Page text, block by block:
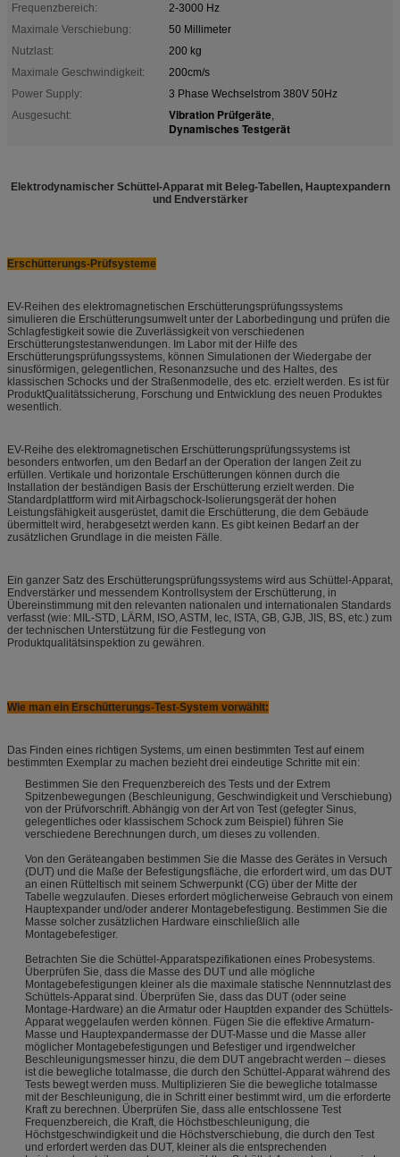
Frequenzbereich:
2-3000 Hz
Maximale Verschiebung:
50 Millimeter
Nutzlast:
200 kg
Maximale Geschwindigkeit:
200cm/s
Power Supply:
3 Phase Wechselstrom 380V 50Hz
Ausgesucht:
Vibration Prüfgeräte,
Dynamisches Testgerät
Elektrodynamischer Schüttel-Apparat mit Beleg-Tabellen, Hauptexpandern
und Endverstärker
Erschütterungs-Prüfsysteme
EV-Reihen des elektromagnetischen Erschütterungsprüfungssystems
simulieren die Erschütterungsumwelt unter der Laborbedingung und prüfen die
Schlagfestigkeit sowie die Zuverlässigkeit von verschiedenen
Erschütterungstestanwendungen. Im Labor mit der Hilfe des
Erschütterungsprüfungssystems, können Simulationen der Wiedergabe der
sinusförmigen, gelegentlichen, Resonanzsuche und des Haltes, des
klassischen Schocks und der Straßenmodelle, des etc. erzielt werden. Es ist für
ProduktQualitätssicherung, Forschung und Entwicklung des neuen Produktes
wesentlich.
EV-Reihe des elektromagnetischen Erschütterungsprüfungssystems ist
besonders entworfen, um den Bedarf an der Operation der langen Zeit zu
erfüllen. Vertikale und horizontale Erschütterungen können durch die
Installation der beständigen Basis der Erschütterung erzielt werden. Die
Standardplattform wird mit Airbagschock-Isolierungsgerät der hohen
Leistungsfähigkeit ausgerüstet, damit die Erschütterung, die dem Gebäude
übermittelt wird, herabgesetzt werden kann. Es gibt keinen Bedarf an der
zusätzlichen Grundlage in die meisten Fälle.
Ein ganzer Satz des Erschütterungsprüfungssystems wird aus Schüttel-Apparat,
Endverstärker und messendem Kontrollsystem der Erschütterung, in
Übereinstimmung mit den relevanten nationalen und internationalen Standards
verfasst (wie: MIL-STD, LÄRM, ISO, ASTM, Iec, ISTA, GB, GJB, JIS, BS, etc.) zum
der technischen Unterstützung für die Festlegung von
Produktqualitätsinspektion zu gewähren.
Wie man ein Erschütterungs-Test-System vorwählt:
Das Finden eines richtigen Systems, um einen bestimmten Test auf einem
bestimmten Exemplar zu machen bezieht drei eindeutige Schritte mit ein:
Bestimmen Sie den Frequenzbereich des Tests und der Extrem
Spitzenbewegungen (Beschleunigung, Geschwindigkeit und Verschiebung)
von der Prüfvorschrift. Abhängig von der Art von Test (gefegter Sinus,
gelegentliches oder klassischem Schock zum Beispiel) führen Sie
verschiedene Berechnungen durch, um dieses zu vollenden.
Von den Geräteangaben bestimmen Sie die Masse des Gerätes in Versuch
(DUT) und die Maße der Befestigungsfläche, die erfordert wird, um das DUT
an einen Rütteltisch mit seinem Schwerpunkt (CG) über der Mitte der
Tabelle wegzulaufen. Dieses erfordert möglicherweise Gebrauch von einem
Hauptexpander und/oder anderer Montagebefestigung. Bestimmen Sie die
Masse solcher zusätzlichen Hardware einschließlich alle
Montagebefestiger.
Betrachten Sie die Schüttel-Apparatspezifikationen eines Probesystems.
Überprüfen Sie, dass die Masse des DUT und alle mögliche
Montagebefestigungen kleiner als die maximale statische Nennnutzlast des
Schüttels-Apparat sind. Überprüfen Sie, dass das DUT (oder seine
Montage-Hardware) an die Armatur oder Hauptden expander des Schüttels-
Apparat weggelaufen werden können. Fügen Sie die effektive Armaturn-
Masse und Hauptexpandermasse der DUT-Masse und die Masse aller
möglicher Montagebefestigungen und Befestiger und irgendwelcher
Beschleunigungsmesser hinzu, die dem DUT angebracht werden – dieses
ist die bewegliche totalmasse, die durch den Schüttel-Apparat während des
Tests bewegt werden muss. Multiplizieren Sie die bewegliche totalmasse
mit der Beschleunigung, die in Schritt einer bestimmt wird, um die erforderte
Kraft zu berechnen. Überprüfen Sie, dass alle entschlossene Test
Frequenzbereich, die Kraft, die Höchstbeschleunigung, die
Höchstgeschwindigkeit und die Höchstverschiebung, die durch den Test
und erfordert werden das DUT, kleiner als die entsprechenden